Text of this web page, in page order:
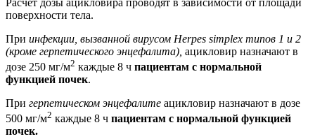
поверхности тела.
При инфекции, вызванной вирусом Herpes simplex типов 1 и 2
(кроме герпетического энцефалита), ацикловир назначают в
дозе 250 мг/м2 каждые 8 ч пациентам с нормальной
функцией почек.
При герпетическом энцефалите ацикловир назначают в дозе
500 мг/м2 каждые 8 ч пациентам с нормальной функцией
почек.